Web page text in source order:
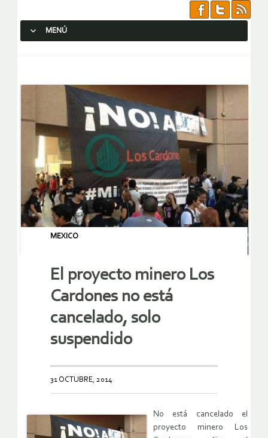
MENÚ
MEXICO
El proyecto minero Los
Cardones no está
cancelado, solo
suspendido
31 OCTUBRE, 2014
No está cancelado el
proyecto minero Los